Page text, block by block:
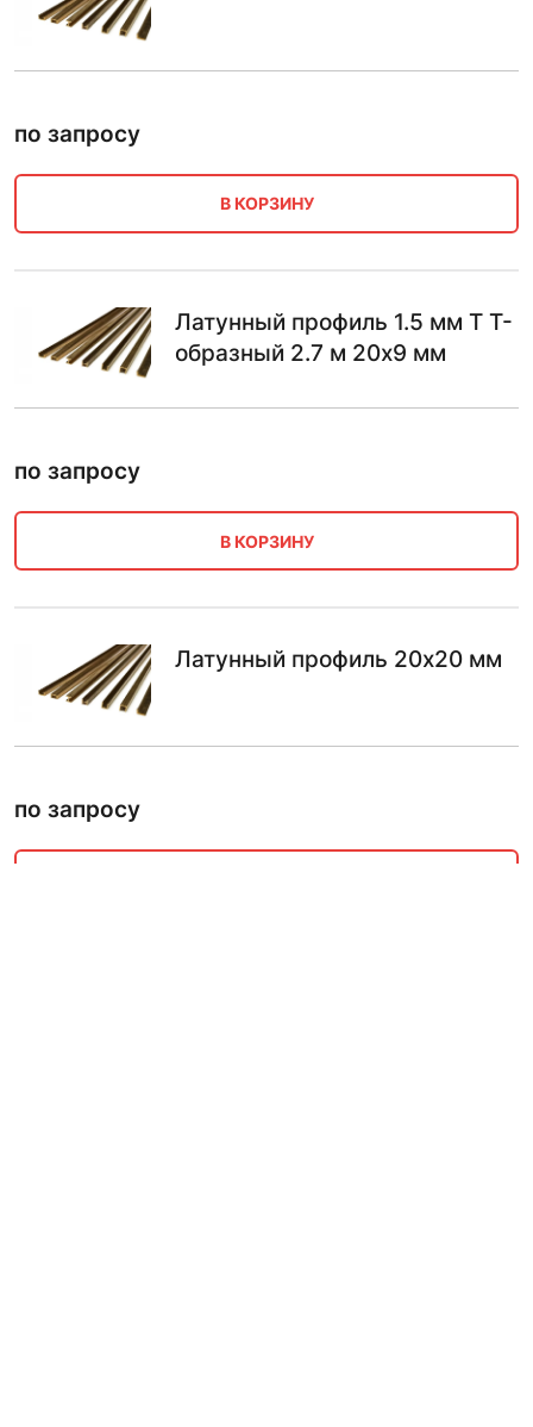
по запросу
В КОРЗИНУ
Латунный профиль 1.5 мм T T-
образный 2.7 м 20х9 мм
по запросу
В КОРЗИНУ
Латунный профиль 20х20 мм
по запросу